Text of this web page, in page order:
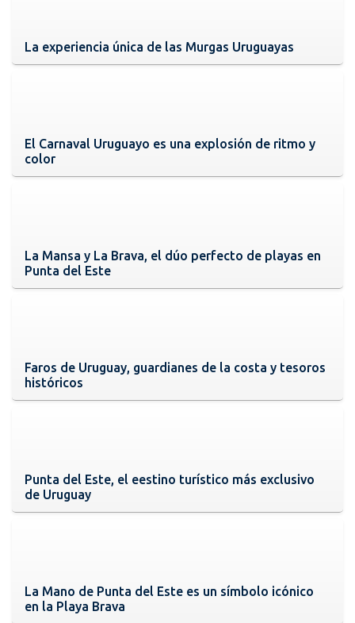
La experiencia única de las Murgas Uruguayas
El Carnaval Uruguayo es una explosión de ritmo y
color
La Mansa y La Brava, el dúo perfecto de playas en
Punta del Este
Faros de Uruguay, guardianes de la costa y tesoros
históricos
Punta del Este, el eestino turístico más exclusivo
de Uruguay
La Mano de Punta del Este es un símbolo icónico
en la Playa Brava